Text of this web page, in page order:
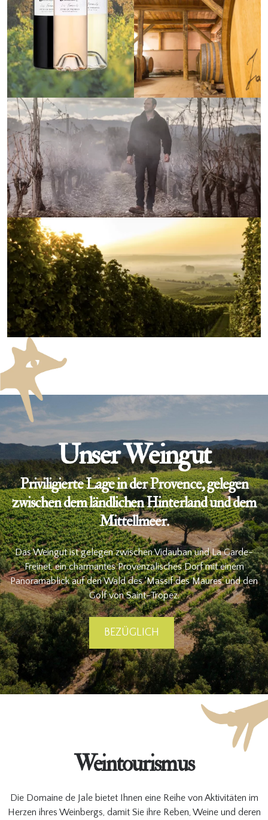
Unser Weingut
Priviligierte Lage in der Provence, gelegen
zwischen dem ländlichen Hinterland und dem
Mittellmeer.
Das Weingut ist gelegen zwischen Vidauban und La Garde-
Freinet, ein charmantes Provenzalisches Dorf mit einem
Panoramablick auf den Wald des ‘Massif des Maures’ und den
Golf von Saint-Tropez.
BEZÜGLICH
Weintourismus
Die Domaine de Jale bietet Ihnen eine Reihe von Aktivitäten im
Herzen ihres Weinbergs, damit Sie ihre Reben, Weine und deren